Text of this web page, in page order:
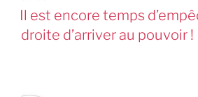
Il est encore temps
droite d’arriver au pouvoir !